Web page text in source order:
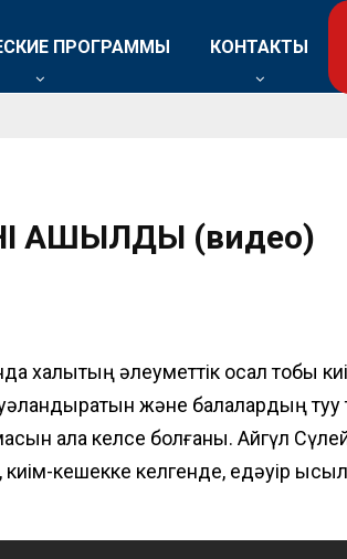
ПРОГРАММЫ КОНТАКТЫ
АШЫЛДЫ (видео)
халықтың әлеуметтік осал тобы
және балалардың туу
н ала келсе болғаны. Айгүл
кешекке келгенде, едәуір